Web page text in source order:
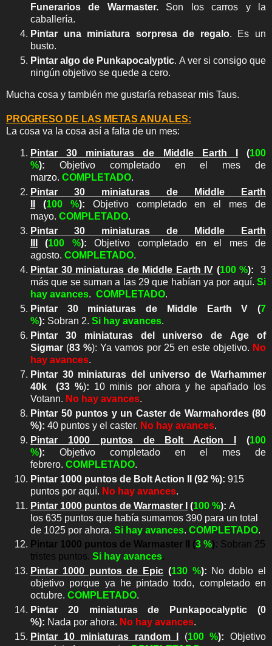
Funerarios de Warmaster.Son los carros y la
caballería.
Pintar una miniatura sorpresa de regalo. Es un
busto.
Pintar algo de Punkapocalyptic. A ver si consigo que
ningún objetivo se quede a cero.
Mucha cosa y también me gustaría rebasear mis Taus.
PROGRESO DE LAS METAS ANUALES:
La cosa va la cosa así a falta de un mes:
Pintar 30 miniaturas de Middle Earth I (100
%): Objetivo completado en el mes de
marzo. COMPLETADO.
Pintar 30 miniaturas de Middle Earth
(100%): Objetivo completado en el mes de
mayo. COMPLETADO.
Pintar 30 miniaturas de Middle Earth
(100 %):
Objetivo completado en el mes de
agosto. COMPLETADO.
Pintar 30 miniaturas de Middle Earth IV (100 %): 3
más que se suman a las 29 que habían ya por aquí. Si
hay avances. COMPLETADO.
Pintar 30 miniaturas de Middle Earth V (7
%): Sobran 2. Si hay avances.
Pintar 30 miniaturas del universo de Age of
Sigmar (83 %): Ya vamos por 25 en este objetivo. No
hay avances.
Pintar 30 miniaturas del universo de Warhammer
40k
(33 %): 10 minis por ahora y he apañado los
Votann. No hay avances.
Pintar 50 puntos y un Caster de Warmahordes (80
%): 40 puntos y el caster. No hay avances.
Pintar 1000 puntos de Bolt Action I
(100
%): Objetivo completado en el mes de
febrero. COMPLETADO.
Pintar 1000 puntos de Bolt Action II (92 %): 915
puntos por aquí. No hay avances.
Pintar 1000 puntos de Warmaster I
(100 %): A
los 635 puntos que había sumamos 390 para un total
de 1025 por ahora. Si hay avances. COMPLETADO.
Pintar 1000 puntos de Warmaster II (3 %): Sobran 25
tristes puntos. Si hay avances.
Pintar 1000 puntos de Epic (130 %): No doblo el
objetivo porque ya he pintado todo, completado en
octubre. COMPLETADO.
Pintar 20 miniaturas de Punkapocalyptic (0
%): Nada por ahora. No hay avances.
Pintar 10 miniaturas random I
(100 %): Objetivo